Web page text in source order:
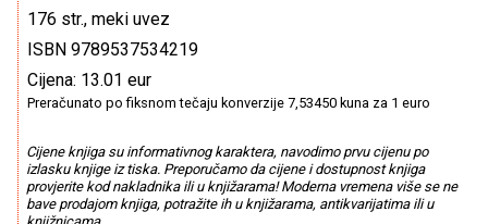
176 str., meki uvez
ISBN 9789537534219
Cijena: 13.01 eur
Preračunato po fiksnom tečaju konverzije 7,53450 kuna za 1 euro
Cijene knjiga su informativnog karaktera, navodimo prvu cijenu po
izlasku knjige iz tiska. Preporučamo da cijene i dostupnost knjiga
provjerite kod nakladnika ili u knjižarama! Moderna vremena više se ne
bave prodajom knjiga, potražite ih u knjižarama, antikvarijatima ili u